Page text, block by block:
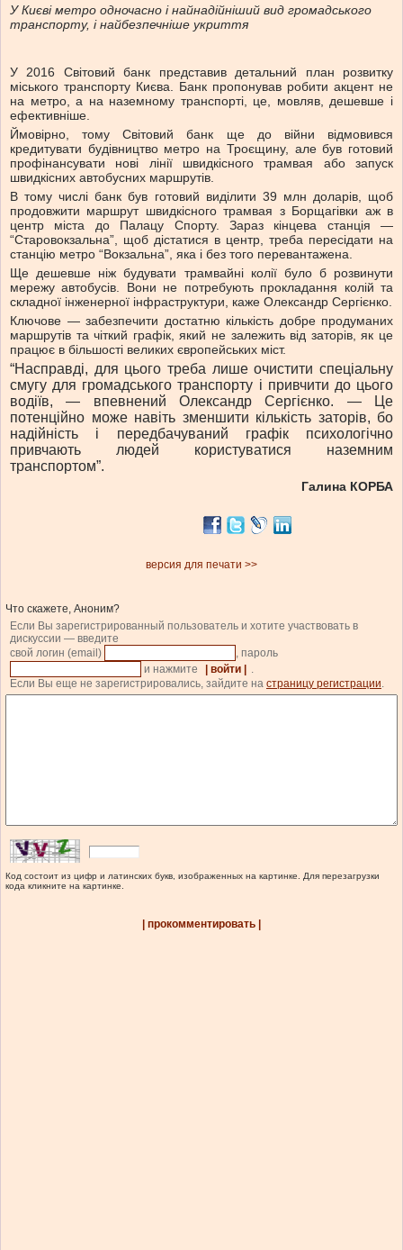
У Києві метро одночасно і найнадійніший вид громадського
транспорту, і найбезпечніше укриття
У 2016 Світовий банк представив детальний план розвитку
міського транспорту Києва. Банк пропонував робити акцент не
на метро, а на наземному транспорті, це, мовляв, дешевше і
ефективніше.
Ймовірно, тому Світовий банк ще до війни відмовився
кредитувати будівництво метро на Троєщину, але був готовий
профінансувати нові лінії швидкісного трамвая або запуск
швидкісних автобусних маршрутів.
В тому числі банк був готовий виділити 39 млн доларів, щоб
продовжити маршрут швидкісного трамвая з Борщагівки аж в
центр міста до Палацу Спорту. Зараз кінцева станція —
“Старовокзальна”, щоб дістатися в центр, треба пересідати на
станцію метро “Вокзальна”, яка і без того перевантажена.
Ще дешевше ніж будувати трамвайні колії було б розвинути
мережу автобусів. Вони не потребують прокладання колій та
складної інженерної інфраструктури, каже Олександр Сергієнко.
Ключове — забезпечити достатню кількість добре продуманих
маршрутів та чіткий графік, який не залежить від заторів, як це
працює в більшості великих європейських міст.
“Насправді, для цього треба лише очистити спеціальну
смугу для громадського транспорту і привчити до цього
водіїв, — впевнений Олександр Сергієнко. — Це
потенційно може навіть зменшити кількість заторів, бо
надійність і передбачуваний графік психологічно
привчають людей користуватися наземним
транспортом”.
Галина КОРБА
версия для печати >>
Что скажете, Аноним?
Если Вы зарегистрированный пользователь и хотите участвовать в
дискуссии — введите
свой логин (email)
, пароль
и нажмите
| войти |
.
Если Вы еще не зарегистрировались, зайдите на страницу регистрации.
Код состоит из цифр и латинских букв, изображенных на картинке. Для перезагрузки
кода кликните на картинке.
| прокомментировать |